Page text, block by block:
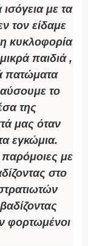
ισόγεια με τα
τον είδαμε
κυκλοφορία
παιδιά ,
πατώματα
το
της
μας όταν
εγκώμια.
με
στο
φορτωμένοι